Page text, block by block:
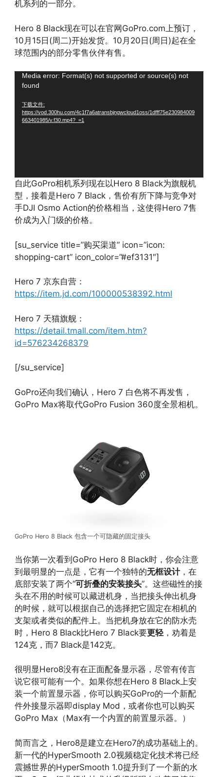
机系列的一部分。
Hero 8 Black现在可以在官网GoPro.com上预订，
10月15日(周二)开始发货。10月20日(周日)起在全
球范围内的部分零售伙伴有售。
播
放
器
Media error: Format(s) not supported or source(s) not
found
下载文件:
https://vod.300hu.com/4c1f7a6atransbjngwcloud1oss/1dfff75e230984009
663401985/v.f30.mp4?_=1
自此GoPro相机系列现在以Hero 8 Black为旗舰机
型，接着是Hero 7 Black，售价有所下降与竞争对
手DJI Osmo Action的价格相当，这使得Hero 7售
价成为入门级的价格。
[su_service title=”购买渠道” icon=”icon:
shopping-cart” icon_color=”#ef3131″]
Hero 7 京东自营：
https://item.jd.com/100000538392.html
Hero 7 天猫旗舰：
https://detail.tmall.com/item.htm?
id=576234268379
[/su_service]
GoPro还向我们确认，Hero 7 白色将不再发售，
GoPro Max将取代GoPro Fusion 360度全景相机。
GoPro Hero 8 Black 包含一个可隐藏的固定接头
当你第一次看到GoPro Hero 8 Black时，你会注意
到最明显的一点是，它有一个独特的无框设计，在
底部安装了两个“可折叠的安装接头”。这些磁性的接
头在不用的时候可以藏进机身，当把接头伸出机身
的时候，就可以根据自己的选择把它固定在相机的
支架或者类似的配件上。当把机身放在它的防水壳
时，Hero 8 Black比Hero 7 Black要更轻 ，劝着是
124克，而7 Black是142克。
很明显Hero8没有在正面配备显示器，尽管有传言
说它很可能有一个。如果你想在Hero 8 Black上安
装一个前置显示器，你可以购买GoPro的一个新配
件外接显示器即display Mod，或者你也可以购买
GoPro Max（Max有一个内置的前置显示器。）
简而言之，Hero8是建立在Hero7的成功基础上的。
新一代的HyperSmooth 2.0视频稳定化技术将已经
震撼世界的HyperSmooth 1.0提升到了一个新的水